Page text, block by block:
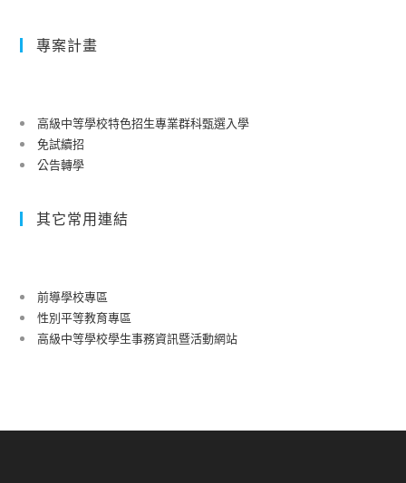
專案計畫
高級中等學校特色招生專業群科甄選入學
免試續招
公告轉學
其它常用連結
前導學校專區
性別平等教育專區
高級中等學校學生事務資訊暨活動網站